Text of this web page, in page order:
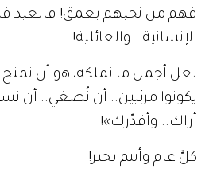
فهم من نحبهم بعمق! فالعيد
الإنسانية.. والعائلية!
لعل أجمل ما نملكه، هو أن
يكونوا مرئيين.. أن نُصغي.. أن
أراك.. وأقدّرك»!
كلَّ عام وأنتم بخير!